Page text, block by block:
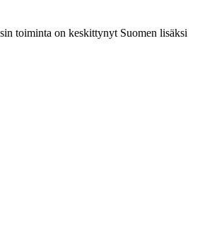
toiminta on keskittynyt Suomen lisäksi